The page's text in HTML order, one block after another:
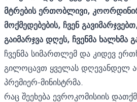
მტრების ერთობლივი,
მოქმედებების, ჩვენ
გაიმარჯვა დღეს, ჩვენმა ხალხმა
ჩვენმა სიმართლემ და კიდევ
გილოცავთ ყველას დღევანდელ
პრემიერ-მინისტრმა.
რაც შეეხება ევროკომისიის